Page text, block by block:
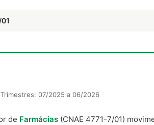
07/2025 a 06/2026
de Farmácias (CNAE 4771-7/01)